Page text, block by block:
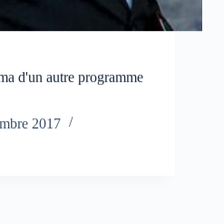
d'un autre programme
2017